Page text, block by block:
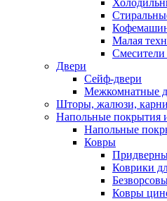
Малая
Двери
Сейф-двери
Межкомнатные
Шторы, жалюзи,
Напольные покрытия
Напольные
Ковры
Коврики
Ковры